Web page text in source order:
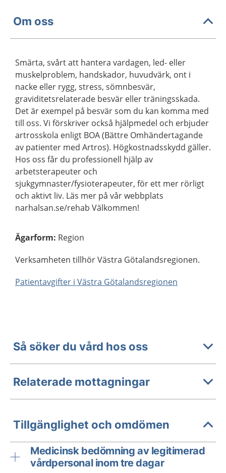
Om oss
Smärta, svårt att hantera vardagen, led- eller
muskelproblem, handskador, huvudvärk, ont i
nacke eller rygg, stress, sömnbesvär,
graviditetsrelaterade besvär eller träningsskada.
Det är exempel på besvär som du kan komma med
till oss. Vi förskriver också hjälpmedel och erbjuder
artrosskola enligt BOA (Bättre Omhändertagande
av patienter med Artros). Högkostnadsskydd gäller.
Hos oss får du professionell hjälp av
arbetsterapeuter och
sjukgymnaster/fysioterapeuter, för ett mer rörligt
och aktivt liv. Läs mer på vår webbplats
narhalsan.se/rehab Välkommen!
Ägarform: Region
Verksamheten tillhör Västra Götalandsregionen.
Patientavgifter i Västra Götalandsregionen
Så söker du vård hos oss
Relaterade mottagningar
Tillgänglighet och omdömen
Medicinsk bedömning av legitimerad
vårdpersonal inom tre dagar